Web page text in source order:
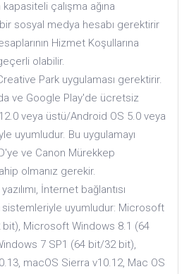
çalışma ağına
bir sosyal medya hesabı gerektirir
Hizmet Koşullarına
olabilir.
Park uygulaması gerektirir.
ve Google Play'de ücretsiz
veya üstü/Android OS 5.0 veya
uyumludur. Bu uygulamayı
ve Canon Mürekkep
olmanız gerekir.
İnternet bağlantısı
uyumludur: Microsoft
Microsoft Windows 8.1 (64
7 SP1 (64 bit/32 bit),
macOS Sierra v10.12, Mac OS